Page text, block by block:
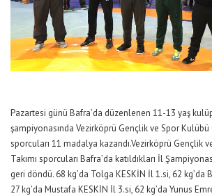
Pazartesi günü Bafra’da düzenlenen 11-13 yaş
şampiyonasında Vezirköprü Gençlik ve Spor Kulübü
sporcuları 11 madalya kazandı.Vezirköprü Gençlik
Takımı sporcuları Bafra’da katıldıkları İl
geri döndü. 68 kg’da Tolga KESKİN İl 1.si, 62 kg’da
27 kg’da Mustafa KESKİN İl 3.si, 62 kg’da Yunus